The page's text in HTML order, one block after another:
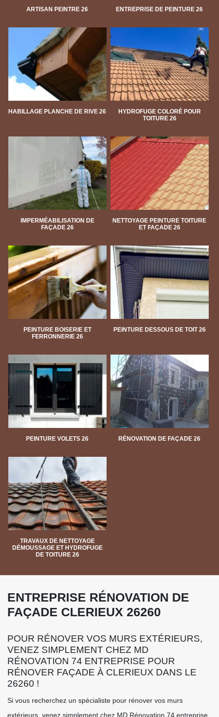
ARTISAN PEINTRE 26 ENTREPRISE DE PEINTURE 26
HABILLAGE PLANCHE DE RIVE 26
HYDROFUGE COLORÉ POUR
TOITURE 26
IMPERMÉABILISATION DE
FAÇADE 26
NETTOYAGE PEINTURE TOITURE
ET FAÇADE 26
PEINTURE BOISERIE ET
FERRONNERIE 26
PEINTURE DESSOUS DE TOIT 26
PEINTURE VOLETS 26 RÉNOVATION DE FAÇADE 26
TRAVAUX DE NETTOYAGE
DÉMOUSSAGE ET HYDROFUGE
DE TOITURE 26
ENTREPRISE RÉNOVATION DE
FAÇADE CLERIEUX 26260
POUR RÉNOVER VOS MURS EXTÉRIEURS,
VENEZ SIMPLEMENT CHEZ MD
RÉNOVATION 74 ENTREPRISE POUR
RÉNOVER FAÇADE À CLERIEUX DANS LE
26260 !
Si vous recherchez un spécialiste pour rénover vos murs
extérieurs, venez simplement chez MD Rénovation 74 entreprise